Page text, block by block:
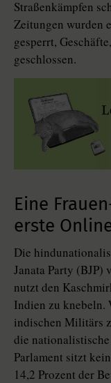
Straßenkämpfen
Zeitungen wurden
gesperrt,
geschlossen.
Eine
erste
Die
Janata Party (BJP)
nutzt den
Indien zu knebeln.
indischen Militärs
die
Parlament sitzt
14,2 Prozent der